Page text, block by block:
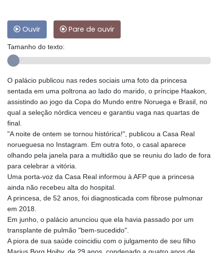
Ouvir Pare de ouvir
Tamanho do texto:
O palácio publicou nas redes sociais uma foto da princesa
sentada em uma poltrona ao lado do marido, o príncipe Haakon,
assistindo ao jogo da Copa do Mundo entre Noruega e Brasil, no
qual a seleção nórdica venceu e garantiu vaga nas quartas de
final.
"A noite de ontem se tornou histórica!", publicou a Casa Real
norueguesa no Instagram. Em outra foto, o casal aparece
olhando pela janela para a multidão que se reuniu do lado de fora
para celebrar a vitória.
Uma porta-voz da Casa Real informou à AFP que a princesa
ainda não recebeu alta do hospital.
A princesa, de 52 anos, foi diagnosticada com fibrose pulmonar
em 2018.
Em junho, o palácio anunciou que ela havia passado por um
transplante de pulmão "bem-sucedido".
A piora de sua saúde coincidiu com o julgamento de seu filho